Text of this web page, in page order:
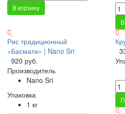
В корзину
Рис традиционный
«Басмати» | Nano Sri
920 руб.
Производитель
Nano Sri
Упаковка
1 кг